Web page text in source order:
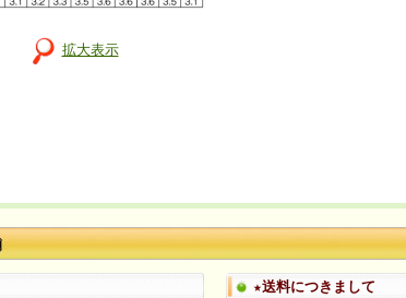
拡大表示
★送料につきまして